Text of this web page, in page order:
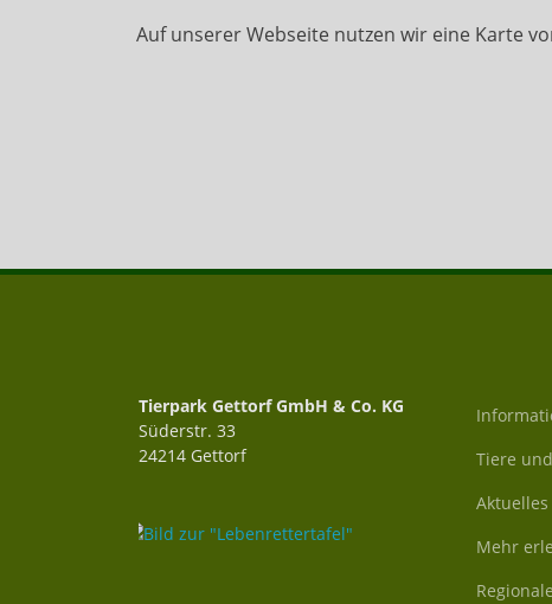
Auf unserer Webseite nutzen wir eine Karte
Tierpark Gettorf GmbH & Co. KG
Süderstr. 33
24214 Gettorf
Tiere
Aktuelles
Mehr